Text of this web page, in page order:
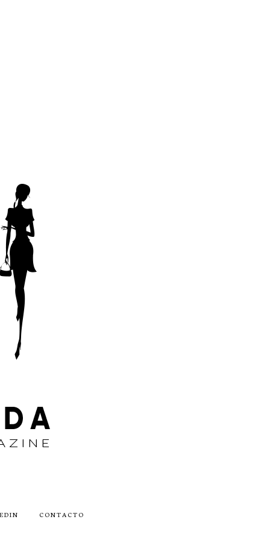
CONTACTO